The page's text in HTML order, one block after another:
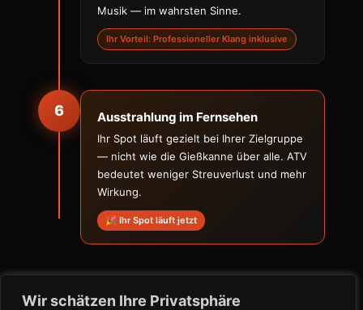
Wir schätzen Ihre Privatsphäre
Musik — im wahrsten Sinne.
Ihr Vorteil: Professioneller Klang inklusive
6 Ausstrahlung im Fernsehen
Ihr Spot läuft gezielt bei Ihrer Zielgruppe
— nicht wie die Gießkanne über alle. ATV
bedeutet weniger Streuverlust und mehr
Wirkung.
🎉 Ihr Spot läuft jetzt